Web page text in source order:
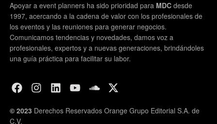
Apoyar a event planners ha sido prioridad para MDC desde
1997, acercando a la cadena de valor con los profesionales de
los eventos y las reuniones para generar negocios.
Comunicamos tendencias y novedades, damos voz a
profesionales, expertos y a nuevas generaciones, brindándoles
una guía práctica para facilitar su labor.
© 2023 Derechos Reservados Orange Grupo Editorial S.A. de
C.V.